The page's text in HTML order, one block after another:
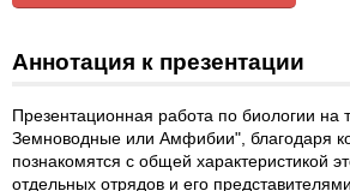
Аннотация к презентации
Презентационная работа по биологии на
Земноводные или Амфибии", благодаря
познакомятся с общей характеристикой
отдельных отрядов и его представителями.